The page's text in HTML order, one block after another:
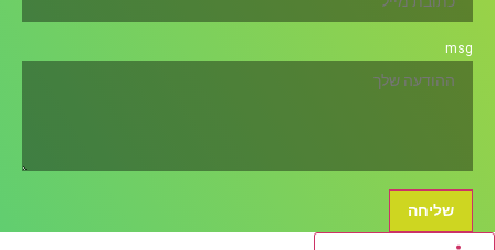
msg
שליחה